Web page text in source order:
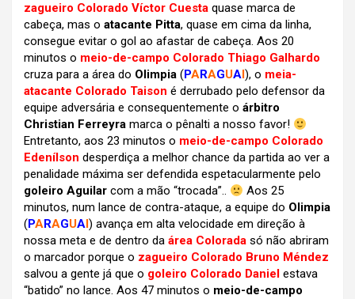
zagueiro Colorado Víctor Cuesta quase marca de
cabeça, mas o atacante Pitta, quase em cima da linha,
consegue evitar o gol ao afastar de cabeça. Aos 20
minutos o meio-de-campo Colorado Thiago Galhardo
cruza para a área do Olimpia (PARAGUAI), o meia-
atacante Colorado Taison é derrubado pelo defensor da
equipe adversária e consequentemente o árbitro
Christian Ferreyra marca o pênalti a nosso favor!
Entretanto, aos 23 minutos o meio-de-campo Colorado
Edenílson desperdiça a melhor chance da partida ao ver a
penalidade máxima ser defendida espetacularmente pelo
goleiro Aguilar com a mão “trocada”..
Aos 25
minutos, num lance de contra-ataque, a equipe do Olimpia
(PARAGUAI) avança em alta velocidade em direção à
nossa meta e de dentro da área Colorada só não abriram
o marcador porque o zagueiro Colorado Bruno Méndez
salvou a gente já que o goleiro Colorado Daniel estava
“batido” no lance. Aos 47 minutos o meio-de-campo